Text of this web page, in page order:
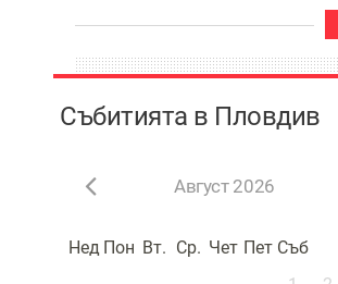
Събитията в Пловдив
Август 2026
Нед Пон Вт. Ср. Чет Пет Съб